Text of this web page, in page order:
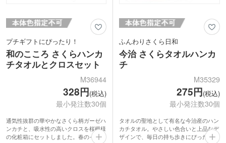
プチギフトにぴったり！
和のこころ さくらハンカ
チタオルとクロスセット
M36944
328円(税込)
最小発注数30個
通気性抜群の華やかなさくら柄ガーゼハ
ンカチと、吸水性の高いクロスを桜模様
の化粧箱にセットしました。春のイベン
ふんわりさくら日和
今治 さくらタオルハンカ
チ
M35329
275円(税込)
最小発注数30個
タオルの聖地として有名な今治産のハン
カチタオル。やさしい色合いと上品なデ
ザインで、毎日の持ち歩きにぴったりで